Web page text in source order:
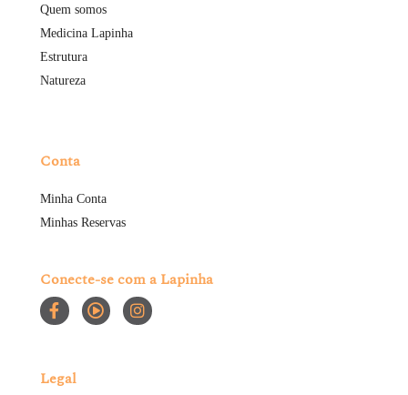
Quem somos
Medicina Lapinha
Estrutura
Natureza
Conta
Minha Conta
Minhas Reservas
Conecte-se com a Lapinha
Legal